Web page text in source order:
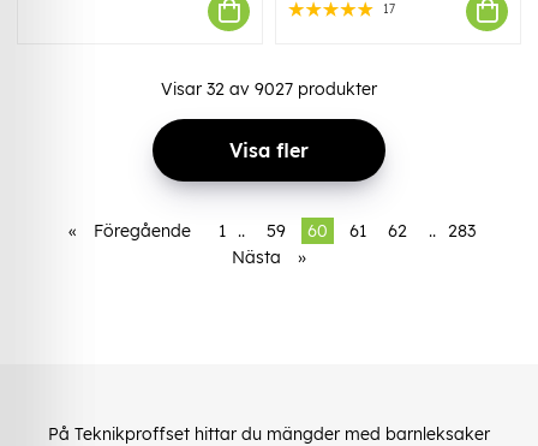
17
Visar 32 av 9027 produkter
Visa fler
« Föregående 1 .. 59 60 61 62 .. 283
Nästa
»
På Teknikproffset hittar du mängder med barnleksaker